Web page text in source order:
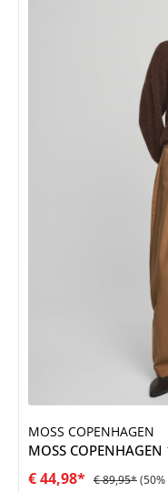
MOSS COPENHAGEN
MOSS
€ 44,98* € 89,95*